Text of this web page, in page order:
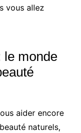
vous allez
le monde
aider encore
naturels,